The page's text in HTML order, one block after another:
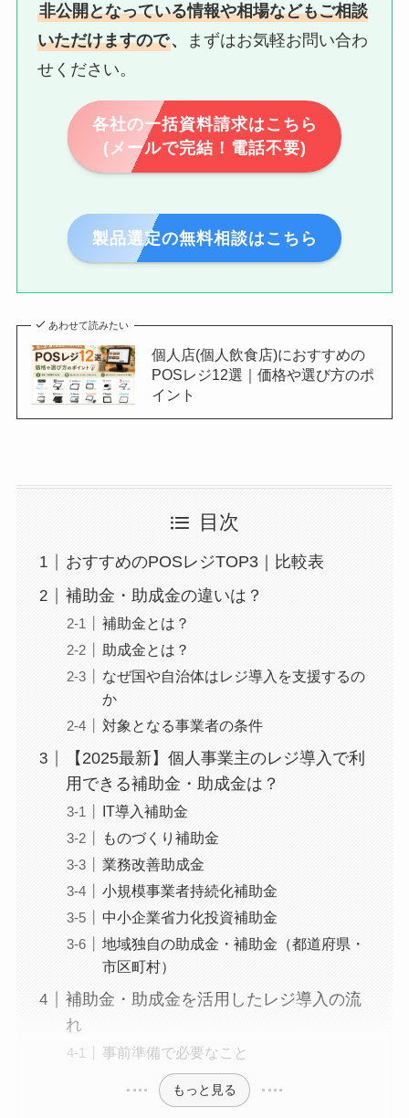
非公開となっている情報や相場などもご相談
いただけますので、
まずはお気軽お問い合わ
せください。
各社の一括資料請求はこちら
(メールで完結！電話不要)
製品選定の無料相談はこちら
あわせて読みたい
個人店(個人飲食店)におすすめの
POSレジ12選｜価格や選び方のポ
イント
目次
おすすめのPOSレジTOP3｜比較表
補助金・助成金の違いは？
補助金とは？
助成金とは？
なぜ国や自治体はレジ導入を支援するの
か
対象となる事業者の条件
【2025最新】個人事業主のレジ導入で利
用できる補助金・助成金は？
IT導入補助金
ものづくり補助金
業務改善助成金
小規模事業者持続化補助金
中小企業省力化投資補助金
地域独自の助成金・補助金（都道府県・
市区町村）
補助金・助成金を活用したレジ導入の流
れ
事前準備で必要なこと
もっと見る